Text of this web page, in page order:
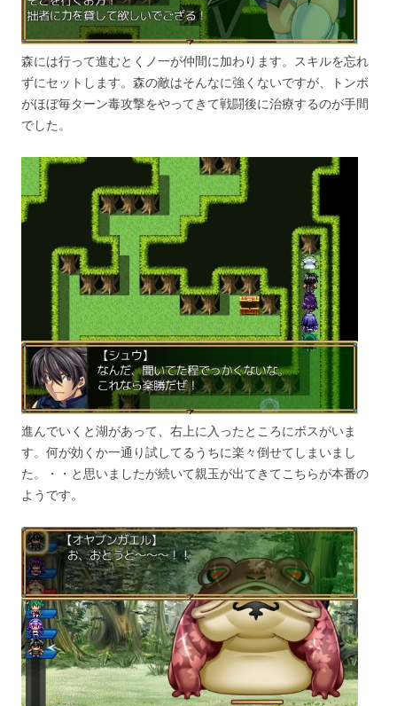
森には行って進むとくノ一が仲間に加わります。スキルを忘れ
ずにセットします。森の敵はそんなに強くないですが、トンボ
がほぼ毎ターン毒攻撃をやってきて戦闘後に治療するのが手間
でした。
進んでいくと湖があって、右上に入ったところにボスがいま
す。何が効くか一通り試してるうちに楽々倒せてしまいまし
た。・・と思いましたが続いて親玉が出てきてこちらが本番の
ようです。